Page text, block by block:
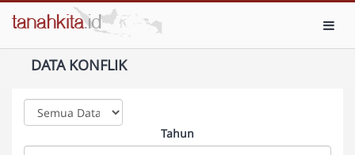
DATA KONFLIK
Tahun